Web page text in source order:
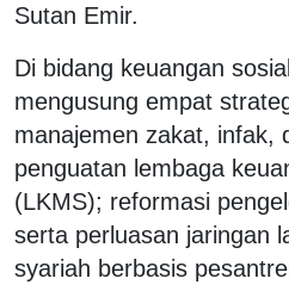
Sutan Emir.
Di bidang keuangan
mengusung empat
manajemen zakat, infak,
penguatan lembaga
(LKMS); reformasi
serta perluasan jaringan
syariah berbasis